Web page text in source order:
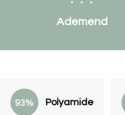
93% Polyamide
Ademend